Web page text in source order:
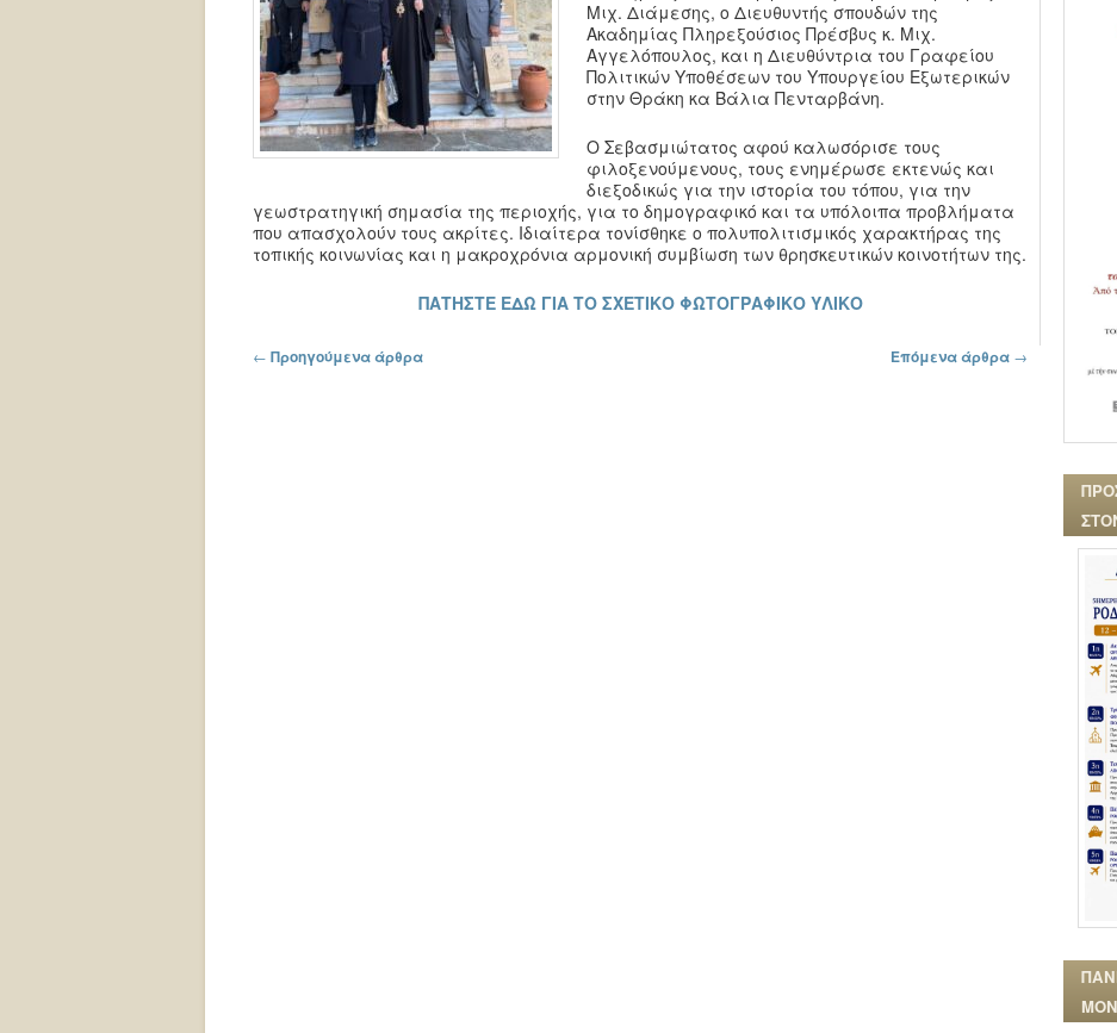
Μιχ. Διάμεσης, ο Διευθυντής σπουδών της
Ακαδημίας Πληρεξούσιος Πρέσβυς κ. Μιχ.
Αγγελόπουλος, και η Διευθύντρια του Γραφείου
Πολιτικών Υποθέσεων του Υπουργείου Εξωτερικών
στην Θράκη κα Βάλια Πενταρβάνη.
Ο Σεβασμιώτατος αφού καλωσόρισε τους
φιλοξενούμενους, τους ενημέρωσε εκτενώς και
διεξοδικώς για την ιστορία του τόπου, για την
γεωστρατηγική σημασία της περιοχής, για το δημογραφικό και τα υπόλοιπα προβλήματα
που απασχολούν τους ακρίτες. Ιδιαίτερα τονίσθηκε ο πολυπολιτισμικός χαρακτήρας της
τοπικής κοινωνίας και η μακροχρόνια αρμονική συμβίωση των θρησκευτικών κοινοτήτων της.
ΠΑΤΗΣΤΕ ΕΔΩ ΓΙΑ ΤΟ ΣΧΕΤΙΚΟ ΦΩΤΟΓΡΑΦΙΚΟ ΥΛΙΚΟ
Πλοήγηση στα άρθρα
← Προηγούμενα άρθρα Επόμενα άρθρα →